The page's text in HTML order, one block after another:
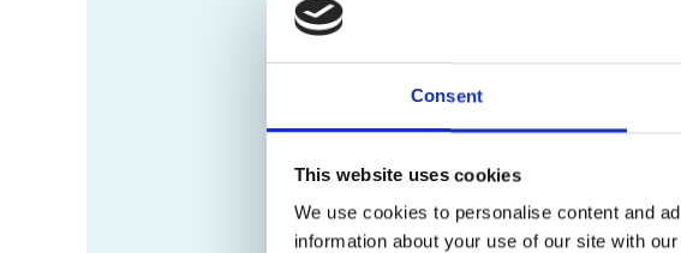
Consent
This website uses cookies
We use cookies to personalise content and
information about your use of our site with
Que
Les
les